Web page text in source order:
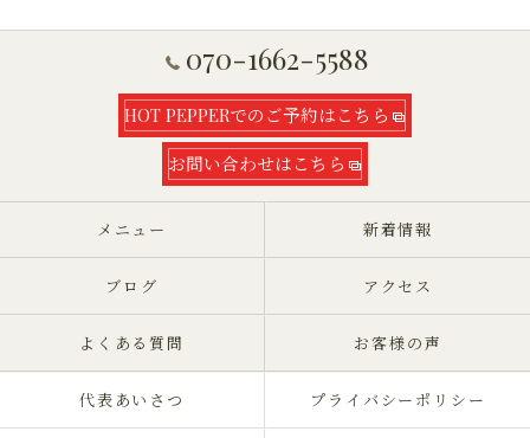
070-1662-5588
HOT PEPPERでのご予約はこちら
お問い合わせはこちら
メニュー 新着情報
ブログ アクセス
よくある質問 お客様の声
代表あいさつ プライバシーポリシー